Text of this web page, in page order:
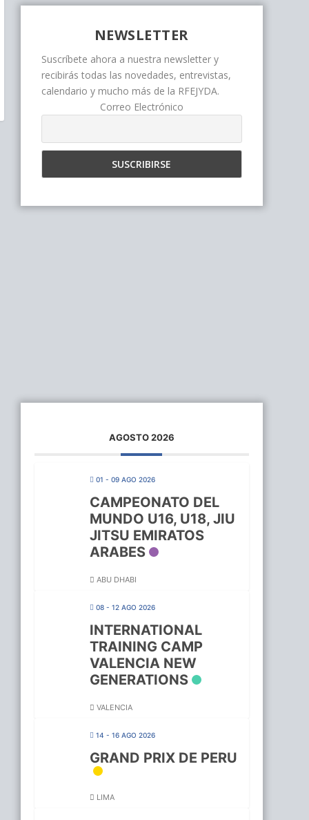
NEWSLETTER
Suscríbete ahora a nuestra newsletter y
recibirás todas las novedades, entrevistas,
calendario y mucho más de la RFEJYDA.
Correo Electrónico
AGOSTO 2026
01 - 09 AGO 2026
CAMPEONATO DEL
MUNDO U16, U18, JIU
JITSU EMIRATOS
ARABES
ABU DHABI
08 - 12 AGO 2026
INTERNATIONAL
TRAINING CAMP
VALENCIA NEW
GENERATIONS
VALENCIA
14 - 16 AGO 2026
GRAND PRIX DE PERU
LIMA